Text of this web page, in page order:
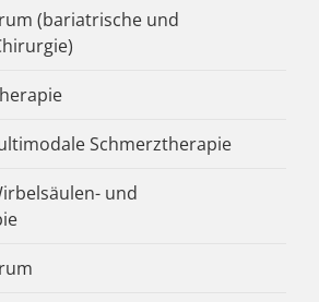
(bariatrische und
Schmerztherapie
und